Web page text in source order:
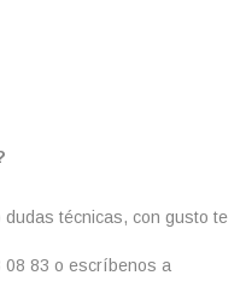
técnicas, con gusto te
08 83 o escríbenos a